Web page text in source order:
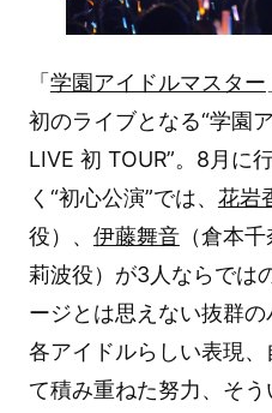
「学園アイドルマスター
初のライブとなる“学園
LIVE 初 TOUR”。8月に
く“初心公演”では、 花岩
役）、 伊藤舞音（倉本千
莉波役）が3人ならでは
ージとは思えない抜群の
各アイドルらしい表現
て積み重ねた努力、そ